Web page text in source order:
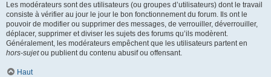
Les modérateurs sont des utilisateurs (ou groupes d’utilisateurs) dont le travail
consiste à vérifier au jour le jour le bon fonctionnement du forum. Ils ont le
pouvoir de modifier ou supprimer des messages, de verrouiller, déverrouiller,
déplacer, supprimer et diviser les sujets des forums qu’ils modèrent.
Généralement, les modérateurs empêchent que les utilisateurs partent en
hors-sujetou publient du contenu abusif ou offensant.
Haut